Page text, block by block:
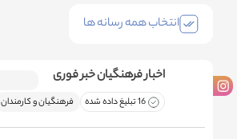
انتخاب همه رسانه ها
اخبار فرهنگیان خبر فوری
16 تبلیغ داده شده فرهنگیان و کارمندان